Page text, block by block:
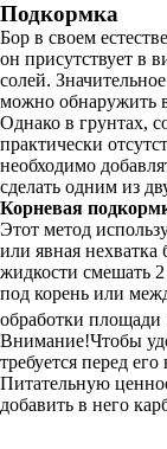
Подкормка
Бор в своем
он присутствует в
солей.
можно обнаружить
Однако в грунтах,
практически
необходимо
сделать одним из
Корневая
Этот метод
или явная нехватка
жидкости смешать
под корень или
обработки площади
Внимание!Чтобы
требуется перед
Питательную
добавить в него